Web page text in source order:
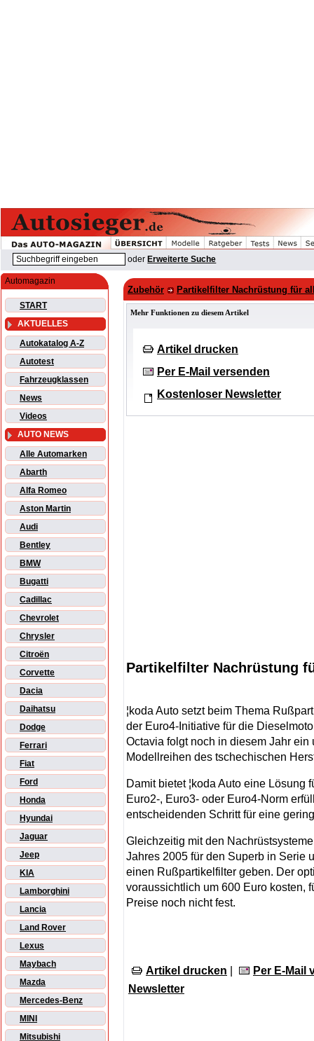
oder Erweiterte Suche
Automagazin
START
AKTUELLES
Autokatalog A-Z
Autotest
Fahrzeugklassen
News
Videos
AUTO NEWS
Alle Automarken
Abarth
Alfa Romeo
Aston Martin
Audi
Bentley
BMW
Bugatti
Cadillac
Chevrolet
Chrysler
Citroën
Corvette
Dacia
Daihatsu
Dodge
Ferrari
Fiat
Ford
Honda
Hyundai
Jaguar
Jeep
KIA
Lamborghini
Lancia
Land Rover
Lexus
Maybach
Mazda
Mercedes-Benz
MINI
Mitsubishi
Zubehör Partikelfilter Nachrüstung für
Mehr Funktionen zu diesem Artikel
Artikel drucken
Per E-Mail versenden
Kostenloser Newsletter
Partikelfilter Nachrüstung
¦koda Auto setzt beim Thema
der Euro4-Initiative für die
Octavia folgt noch in diesem Jahr
Modellreihen des tschechischen
Damit bietet ¦koda Auto eine Lösung
Euro2-, Euro3- oder Euro4-Norm
entscheidenden Schritt für eine
Gleichzeitig mit den
Jahres 2005 für den Superb in Serie
einen Rußpartikelfilter geben. Der
voraussichtlich um 600 Euro kosten,
Preise noch nicht fest.
Artikel drucken
Per E-Mail
Newsletter